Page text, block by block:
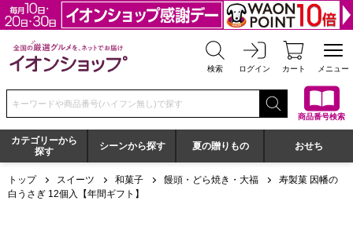
全国の厳選グルメを、ネットでお届け イオンショップ
検索 ログイン カート メニュー
検索キーワードまたは商品番号を入力してください
商品番号検索
カテゴリーから
探す
シーンから探す 夏の贈りもの おせち
トップ スイーツ 和菓子 饅頭・どら焼き・大福
寿製菓 因幡の
白うさぎ 12個入【年間ギフト】